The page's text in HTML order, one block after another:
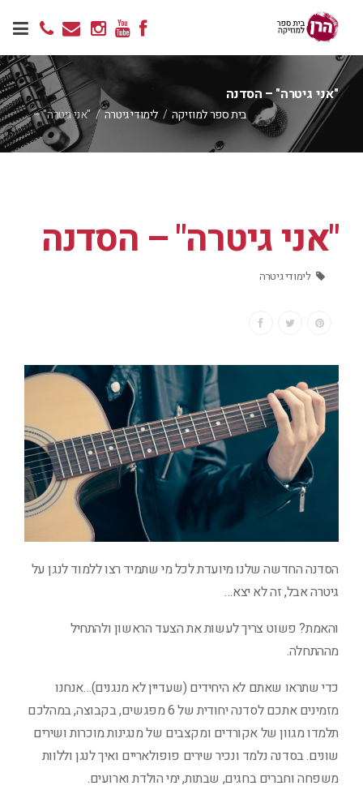
"אני גיטרה" – הסדנה
בית ספר למוזיקה / לימודי גיטרה/ "אני גיטרה" – …
"אני גיטרה" – הסדנה
לימודי גיטרה
הסדנה החדשה שלנו מיועדת לכל מי שתמיד רצו ללמוד לנגן על
גיטרה אבל, זה לא יצא…
והאמת? פשוט צריך לעשות את הצעד הראשון ולהתחיל
מההתחלה.
כדי שתראו שאתם לא היחידים (שעדיין לא מנגנים)…אנחנו
מזמינים אתכם לסדנה יחודית של 6 מפגשים, בקבוצה, במהלכם
תלמדו מגוון של אקורדים ומקצבים של מנגינות מוכרות ושירים
שונים. בסדנה נלמד ונכיר שירים פופולאריים ואיך לנגן וללוות
משפחה וחברים בחגים, שבתות, ימי הולדת וארועים.